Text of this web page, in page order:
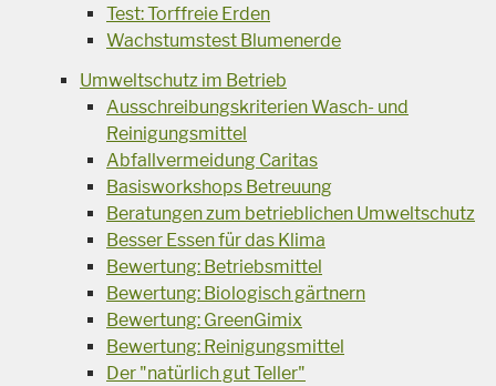
Test: Torffreie Erden
Wachstumstest Blumenerde
Umweltschutz im Betrieb
Ausschreibungskriterien Wasch- und
Reinigungsmittel
Abfallvermeidung Caritas
Basisworkshops Betreuung
Beratungen zum betrieblichen Umweltschutz
Besser Essen für das Klima
Bewertung: Betriebsmittel
Bewertung: Biologisch gärtnern
Bewertung: GreenGimix
Bewertung: Reinigungsmittel
Der "natürlich gut Teller"